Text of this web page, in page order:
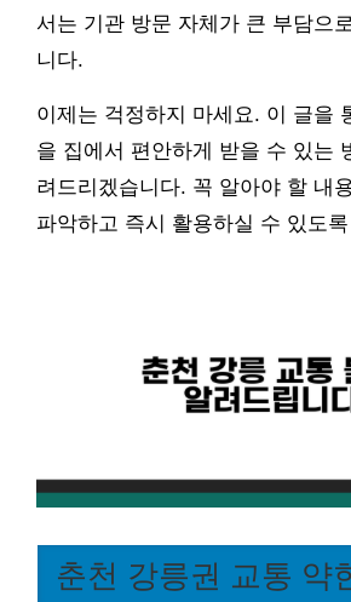
서는 기관 방문 자체가 큰 부담으
니다.
이제는 걱정하지 마세요. 이 글을
을 집에서 편안하게 받을 수 있는
려드리겠습니다. 꼭 알아야 할 내
파악하고 즉시 활용하실 수 있도
춘천 강릉권 교통 약